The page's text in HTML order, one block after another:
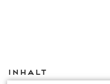
Inhalt